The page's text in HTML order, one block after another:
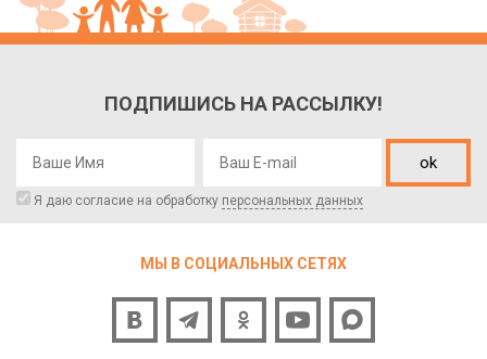
ПОДПИШИСЬ НА РАССЫЛКУ!
ok
Я даю согласие на обработку персональных данных
МЫ В СОЦИАЛЬНЫХ СЕТЯХ